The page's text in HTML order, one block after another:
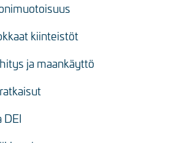
kiinteistöt
ja maankäyttö
DEI